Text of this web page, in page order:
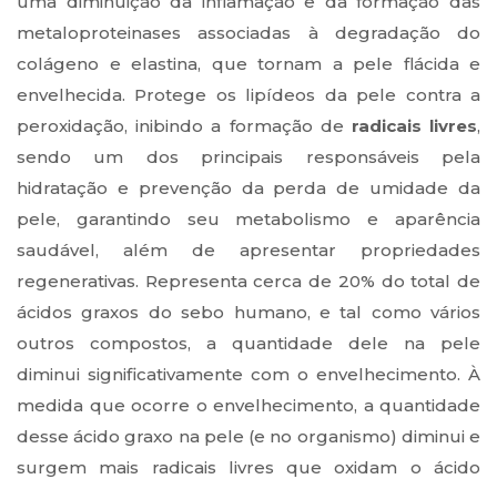
metaloproteinases associadas à degradação do
colágeno e elastina, que tornam a pele flácida e
envelhecida. Protege os lipídeos da pele contra a
peroxidação, inibindo a formação de radicais livres,
sendo um dos principais responsáveis pela
hidratação e prevenção da perda de umidade da
pele, garantindo seu metabolismo e aparência
saudável, além de apresentar propriedades
regenerativas. Representa cerca de 20% do total de
ácidos graxos do sebo humano, e tal como vários
outros compostos, a quantidade dele na pele
diminui significativamente com o envelhecimento. À
medida que ocorre o envelhecimento, a quantidade
desse ácido graxo na pele (e no organismo) diminui e
surgem mais radicais livres que oxidam o ácido